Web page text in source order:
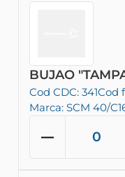
BUJAO
Cod CDC: 341Cod
Marca: SCM 40/